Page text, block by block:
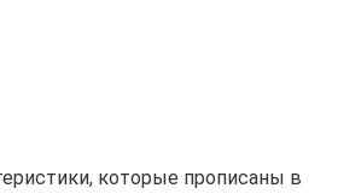
которые прописаны в